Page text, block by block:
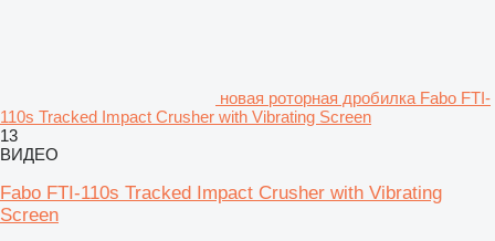
новая роторная дробилка Fabo FTI-
110s Tracked Impact Crusher with Vibrating Screen
13
ВИДЕО
Fabo FTI-110s Tracked Impact Crusher with Vibrating
Screen